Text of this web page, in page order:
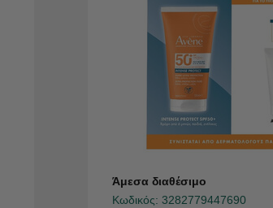
Άμεσα διαθέσιμο
Κωδικός: 3282779447690